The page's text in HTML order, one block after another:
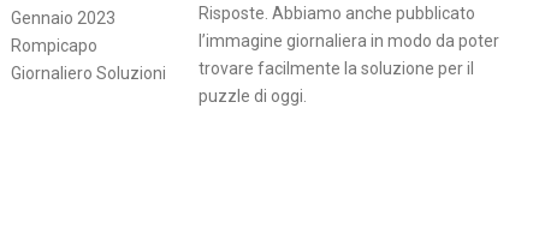
Risposte. Abbiamo anche pubblicato
l’immagine giornaliera in modo da poter
trovare facilmente la soluzione per il
puzzle di oggi.